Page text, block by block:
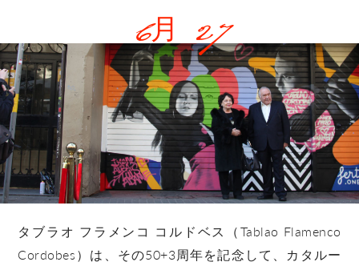
6月 27
タブラオ フラメンコ コルドベス（Tablao Flamenco
Cordobes）は、その50+3周年を記念して、カタルー